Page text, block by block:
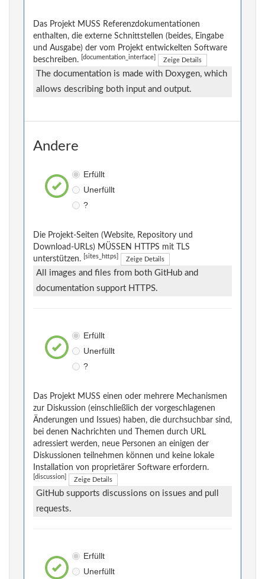
Das Projekt MUSS Referenzdokumentationen
enthalten, die externe Schnittstellen (beides, Eingabe
und Ausgabe) der vom Projekt entwickelten Software
beschreiben.
[documentation_interface] Zeige Details
The documentation is made with Doxygen, which
allows describing both input and output.
Andere
Erfüllt
Unerfüllt
?
Die Projekt-Seiten (Website, Repository und
Download-URLs) MÜSSEN HTTPS mit TLS
unterstützen.
[sites_https] Zeige Details
All images and files from both GitHub and
documentation support HTTPS.
Erfüllt
Unerfüllt
?
Das Projekt MUSS einen oder mehrere Mechanismen
zur Diskussion (einschließlich der vorgeschlagenen
Änderungen und Issues) haben, die durchsuchbar sind,
bei denen Nachrichten und Themen durch URL
adressiert werden, neue Personen an einigen der
Diskussionen teilnehmen können und keine lokale
Installation von proprietärer Software erfordern.
[discussion] Zeige Details
GitHub supports discussions on issues and pull
requests.
Erfüllt
Unerfüllt